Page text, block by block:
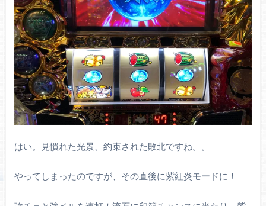
はい。見慣れた光景、約束された敗北ですね。。
やってしまったのですが、その直後に紫紅炎モードに！